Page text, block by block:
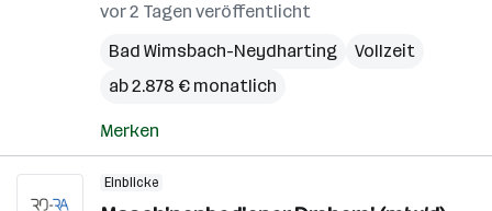
vor 2 Tagen veröffentlicht
Bad Wimsbach-Neydharting
Vollzeit
ab 2.878 € monatlich
Merken
Einblicke